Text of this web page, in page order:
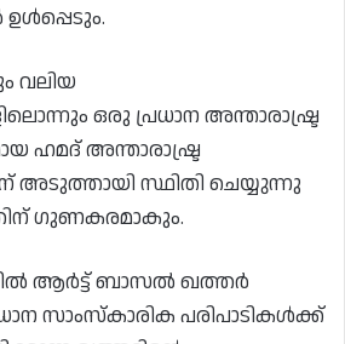
വലിയ
ഒരു പ്രധാന അന്താരാഷ്ട്ര
ഹമദ് അന്താരാഷ്ട്ര
അടുത്തായി സ്ഥിതി ചെയ്യുന്നു
ഗുണകരമാകും.
ആർട്ട് ബാസൽ ഖത്തർ
സാംസ്കാരിക പരിപാടികൾക്ക്